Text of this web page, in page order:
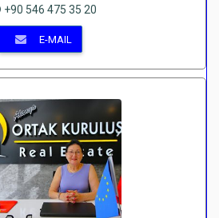
+90 546 475 35 20
E-MAIL